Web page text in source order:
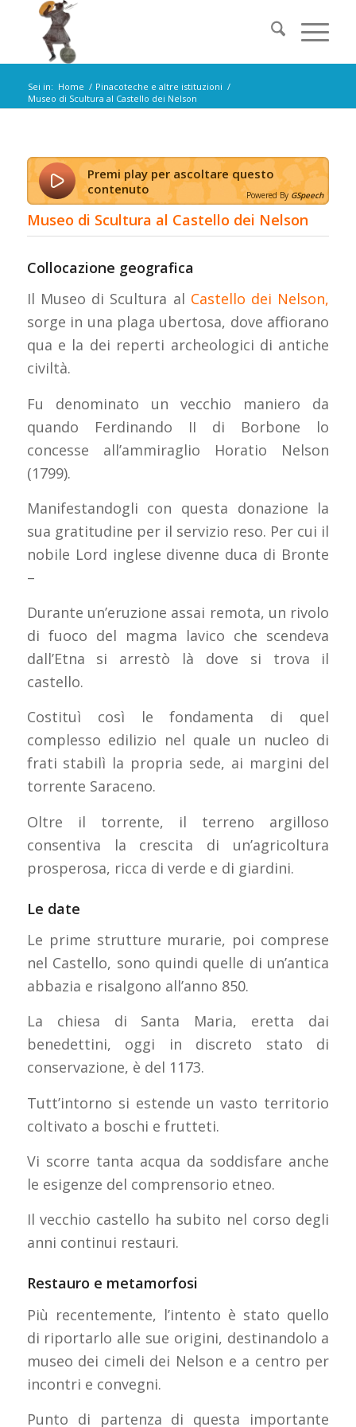
Sei in: Home / Pinacoteche e altre istituzioni /
Museo di Scultura al Castello dei Nelson
Premi play per ascoltare questo
contenuto
Powered By GSpeech
Museo di Scultura al Castello dei Nelson
Collocazione geografica
Il Museo di Scultura al Castello dei Nelson,
sorge in una plaga ubertosa, dove affiorano
qua e la dei reperti archeologici di antiche
civiltà.
Fu denominato un vecchio maniero da
quando Ferdinando II di Borbone lo
concesse all’ammiraglio Horatio Nelson
(1799).
Manifestandogli con questa donazione la
sua gratitudine per il servizio reso. Per cui il
nobile Lord inglese divenne duca di Bronte
–
Durante un’eruzione assai remota, un rivolo
di fuoco del magma lavico che scendeva
dall’Etna si arrestò là dove si trova il
castello.
Costituì così le fondamenta di quel
complesso edilizio nel quale un nucleo di
frati stabilì la propria sede, ai margini del
torrente Saraceno.
Oltre il torrente, il terreno argilloso
consentiva la crescita di un’agricoltura
prosperosa, ricca di verde e di giardini.
Le date
Le prime strutture murarie, poi comprese
nel Castello, sono quindi quelle di un’antica
abbazia e risalgono all’anno 850.
La chiesa di Santa Maria, eretta dai
benedettini, oggi in discreto stato di
conservazione, è del 1173.
Tutt’intorno si estende un vasto territorio
coltivato a boschi e frutteti.
Vi scorre tanta acqua da soddisfare anche
le esigenze del comprensorio etneo.
Il vecchio castello ha subito nel corso degli
anni continui restauri.
Restauro e metamorfosi
Più recentemente, l’intento è stato quello
di riportarlo alle sue origini, destinandolo a
museo dei cimeli dei Nelson e a centro per
incontri e convegni.
Punto di partenza di questa importante